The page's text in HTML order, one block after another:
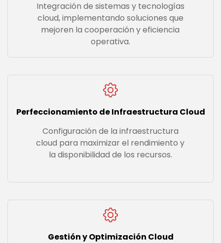
Integración de sistemas y tecnologías
cloud, implementando soluciones que
mejoren la cooperación y eficiencia
operativa.
Perfeccionamiento de Infraestructura Cloud
Configuración de la infraestructura
cloud para maximizar el rendimiento y
la disponibilidad de los recursos.
Gestión y Optimización Cloud